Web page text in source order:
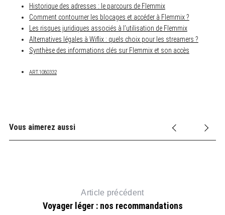
Historique des adresses : le parcours de Flemmix
Comment contourner les blocages et accéder à Flemmix ?
Les risques juridiques associés à l’utilisation de Flemmix
Alternatives légales à Wiflix : quels choix pour les streamers ?
Synthèse des informations clés sur Flemmix et son accès
ART.1080332
Vous aimerez aussi
Article précédent
Voyager léger : nos recommandations